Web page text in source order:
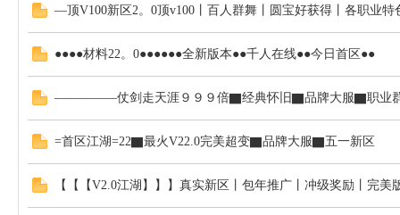
—顶V100新区2。0顶v100丨百人群舞丨圆宝好获得丨各职业
●●●●材料22。0●●●●●●全新版本●●千人在线●●今日首区●●
—————仗剑走天涯９９９倍▇经典怀旧▇品牌大服▇职业
=首区江湖=22▇最火V22.0完美超变▇品牌大服▇五一新区
【【【V2.0江湖】】】真实新区丨包年推广丨冲级奖励丨完美